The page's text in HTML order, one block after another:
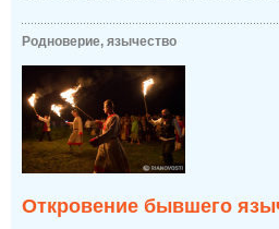
Родноверие, язычество
Откровение бывшего